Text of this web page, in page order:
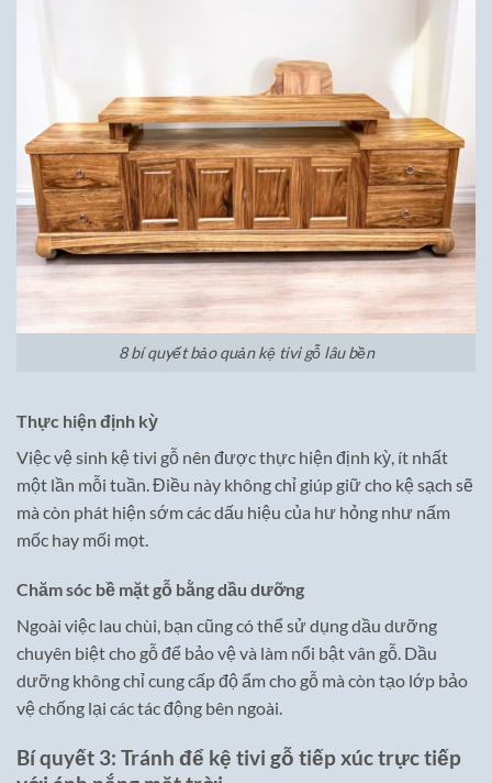
8 bí quyết bảo quản kệ tivi gỗ lâu bền
Thực hiện định kỳ
Việc vệ sinh kệ tivi gỗ nên được thực hiện định kỳ, ít nhất
một lần mỗi tuần. Điều này không chỉ giúp giữ cho kệ sạch sẽ
mà còn phát hiện sớm các dấu hiệu của hư hỏng như nấm
mốc hay mối mọt.
Chăm sóc bề mặt gỗ bằng dầu dưỡng
Ngoài việc lau chùi, bạn cũng có thể sử dụng dầu dưỡng
chuyên biệt cho gỗ để bảo vệ và làm nổi bật vân gỗ. Dầu
dưỡng không chỉ cung cấp độ ẩm cho gỗ mà còn tạo lớp bảo
vệ chống lại các tác động bên ngoài.
Bí quyết 3: Tránh để kệ tivi gỗ tiếp xúc trực tiếp